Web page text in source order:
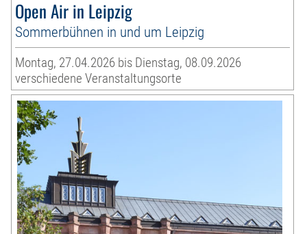
Open Air in Leipzig
Sommerbühnen in und um Leipzig
Montag, 27.04.2026 bis Dienstag, 08.09.2026
verschiedene Veranstaltungsorte